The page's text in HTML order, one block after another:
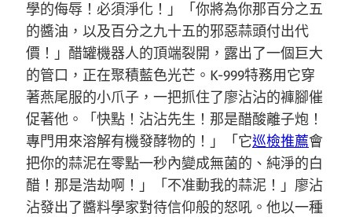
學的侮辱！必須淨化！」「你將為你那百分之五
的醬油，以及百分之九十五的邪惡蒜頭付出代
價！」醋罐機器人的頂端裂開，露出了一個巨大
的管口，正在聚積藍色光芒。K-999特務用它穿
著燕尾服的小爪子，一把抓住了廖沾沾的褲腳催
促著他。「快點！沾沾先生！那是醋酸離子炮！
專門用來溶解有機發酵物的！」「它巡檢推薦會
把你的蒜泥在零點一秒內變成無菌的、純淨的白
醋！那是浩劫啊！」「不准動我的蒜泥！」廖沾
沾發出了醬料學家對待信仰般的怒吼。他以一種